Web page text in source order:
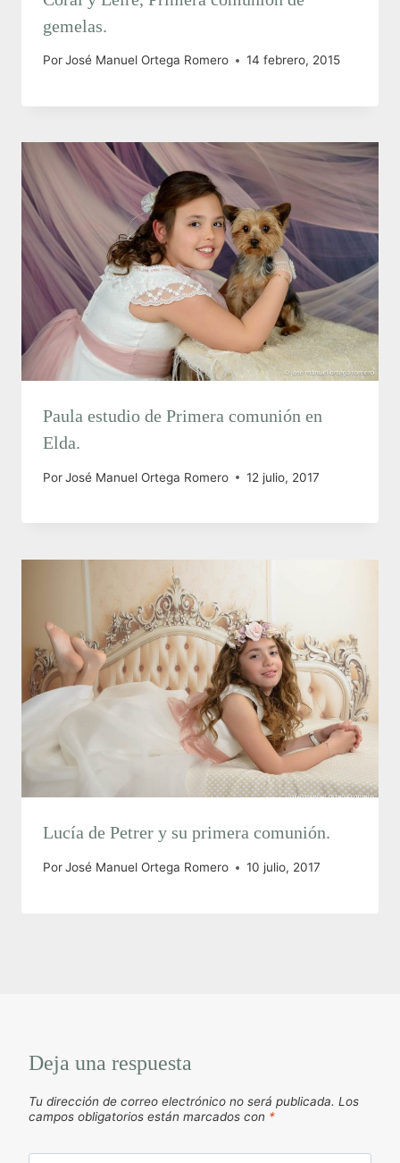
gemelas.
PorJosé Manuel Ortega Romero 14 febrero, 2015
Paula estudio de Primera comunión en
Elda.
PorJosé Manuel Ortega Romero 12 julio, 2017
Lucía de Petrer y su primera comunión.
PorJosé Manuel Ortega Romero 10 julio, 2017
Deja una respuesta
Tu dirección de correo electrónico no será publicada. Los
campos obligatorios están marcados con *